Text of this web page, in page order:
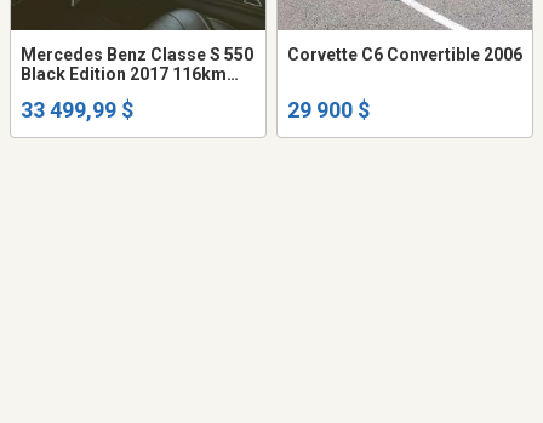
Mercedes Benz Classe S 550
Black Edition 2017 116km
fully equiped, sun roof moon
33 499,99 $
Corvette C6 Convertible 2006
29 900 $